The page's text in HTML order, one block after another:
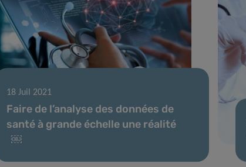
18 Juil 2021
Faire de l’analyse des données de
santé à grande échelle une réalité
￼